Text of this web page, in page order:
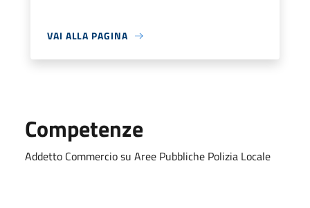
VAI ALLA PAGINA
Competenze
Addetto Commercio su Aree Pubbliche Polizia Locale